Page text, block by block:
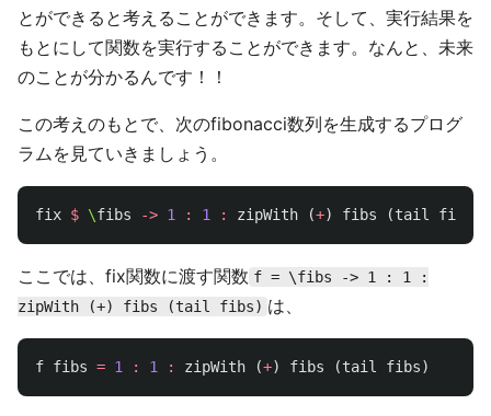
とができると考えることができます。そして、実行結果を
もとにして関数を実行することができます。なんと、未来
のことが分かるんです！！
この考えのもとで、次のfibonacci数列を生成するプログ
ラムを見ていきましょう。
fix $ \fibs -> 1 : 1 : zipWith (+) fibs (tail fibs
ここでは、fix関数に渡す関数 f = \fibs -> 1 : 1 :
zipWith (+) fibs (tail fibs) は、
f fibs = 1 : 1 : zipWith (+) fibs (tail fibs)